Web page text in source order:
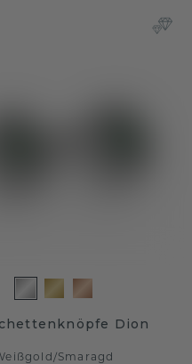
Dion
/Smaragd